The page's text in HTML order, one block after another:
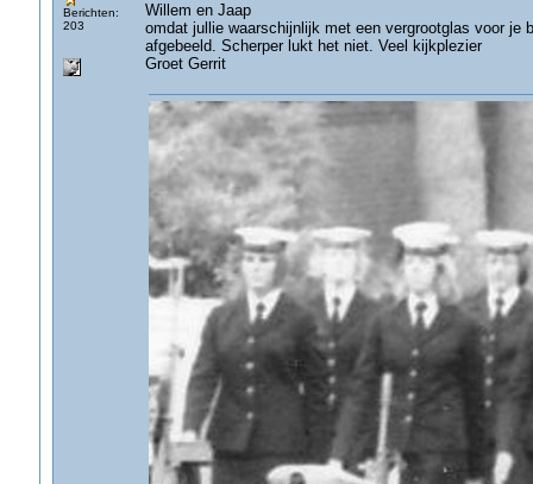
Berichten:
203
Willem en Jaap
omdat jullie waarschijnlijk met een vergrootglas voor je
afgebeeld. Scherper lukt het niet. Veel kijkplezier
Groet Gerrit